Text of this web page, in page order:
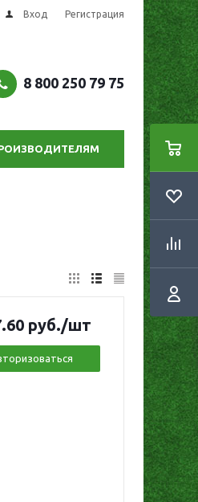
Вход Регистрация
8 800 250 79 75
руб./шт